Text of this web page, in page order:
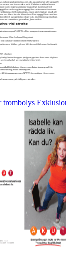
trombolys